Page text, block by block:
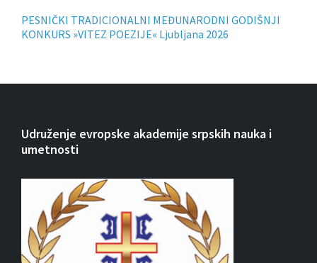
PESNIČKI TRADICIONALNI MEĐUNARODNI GODIŠNJI
KONKURS »VITEZ POEZIJE« Ljubljana 2026
Udruženje evropske akademije srpskih nauka i
umetnosti